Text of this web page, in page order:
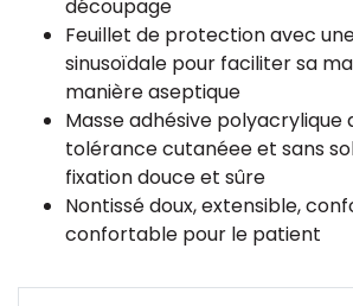
découpage
Feuillet de protection avec
sinusoïdale pour faciliter sa
manière aseptique
Masse adhésive polyacrylique
tolérance cutanéee et sans
fixation douce et sûre
Nontissé doux, extensible,
confortable pour le patient